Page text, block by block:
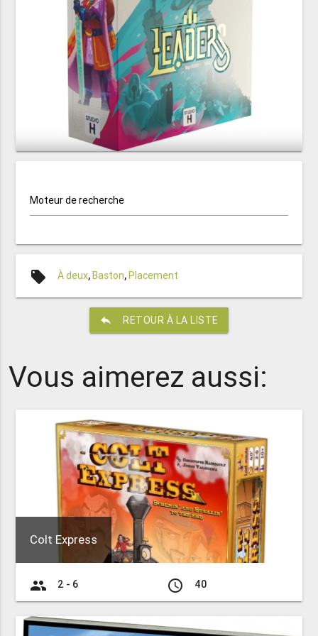
Moteur de recherche
local_offer À deux,Baston,Placement
reply RETOUR À LA LISTE
Vous aimerez aussi:
Colt Express
group 2 - 6 access_time 40